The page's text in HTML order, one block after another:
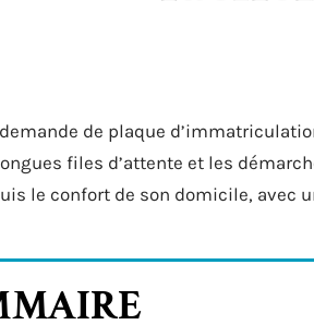
de plaque
files d’attente et les
le confort de son domicile, avec